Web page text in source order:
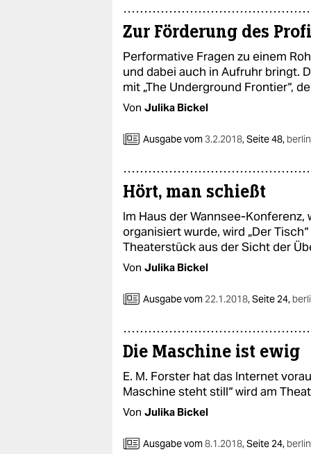
Zur Förderung des
Performative Fragen zu einem
und dabei auch in Aufruhr bringt.
mit „The Underground Frontier“,
Von Julika Bickel
Ausgabe vom3.2.2018,Seite 48,
Hört, man schießt
Im Haus der Wannsee-
organisiert wurde, wird „Der
Theaterstück aus der Sicht der
Von Julika Bickel
Ausgabe vom 22.1.2018,Seite 24,
Die Maschine ist ewig
E. M. Forster hat das Internet
Maschine steht still“ wird am
Von Julika Bickel
Ausgabe vom8.1.2018,Seite 24,